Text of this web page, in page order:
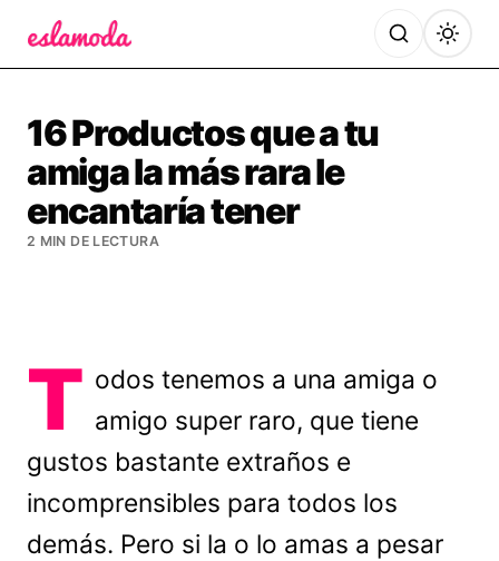
16 Productos que a tu
amiga la más rara le
encantaría tener
2 MIN DE LECTURA
T odos tenemos a una amiga o
amigo super raro, que tiene
gustos bastante extraños e
incomprensibles para todos los
demás. Pero si la o lo amas a pesar